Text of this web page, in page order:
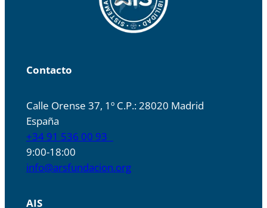
Contacto
Calle Orense 37, 1º C.P.: 28020 Madrid
España
+34 91 536 00 93
9:00-18:00
info@arsfundacion.org
AIS